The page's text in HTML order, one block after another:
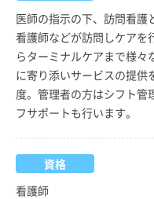
医師の指示の下、訪問看護
看護師などが訪問しケアを
らターミナルケアまで様々
に寄り添いサービスの提供
度。管理者の方はシフト管
フサポートも行います。
資格
看護師